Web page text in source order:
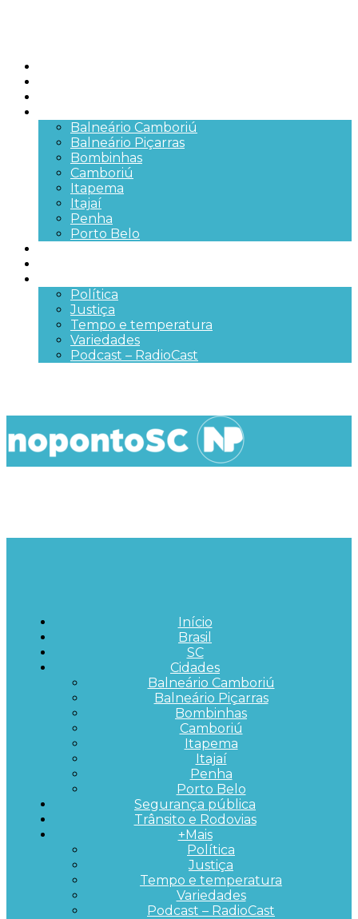
Balneário Camboriú
Balneário Piçarras
Bombinhas
Camboriú
Itapema
Itajaí
Penha
Porto Belo
Política
Justiça
Tempo e temperatura
Variedades
Podcast – RadioCast
Início
Brasil
SC
Cidades
Balneário Camboriú
Balneário Piçarras
Bombinhas
Camboriú
Itapema
Itajaí
Penha
Porto Belo
Segurança pública
Trânsito e Rodovias
+Mais
Política
Justiça
Tempo e temperatura
Variedades
Podcast – RadioCast